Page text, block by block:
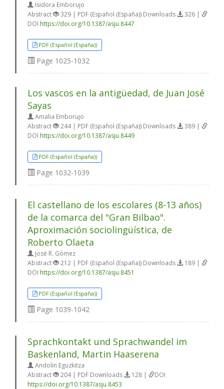
Isidora Emborujo
Abstract
329 | PDF (Español (España)) Downloads
326 |
DOI https://doi.org/10.1387/asju.8447
PDF (Español (España))
Page 1025-1032
Los vascos en la antigüedad, de Juan José
Sayas
Amalia Emborujo
Abstract
244 | PDF (Español (España)) Downloads
389 |
DOI https://doi.org/10.1387/asju.8449
PDF (Español (España))
Page 1032-1039
El castellano de los escolares (8-13 años)
de la comarca del "Gran Bilbao".
Aproximación sociolingüística, de
Roberto Olaeta
José R. Gómez
Abstract
212 | PDF (Español (España)) Downloads
189 |
DOI https://doi.org/10.1387/asju.8451
PDF (Español (España))
Page 1039-1042
Sprachkontakt und Sprachwandel im
Baskenland, Martin Haaserena
Andolin Eguzkitza
Abstract
204 | PDF Downloads 128 |
DOI
https://doi.org/10.1387/asju.8453